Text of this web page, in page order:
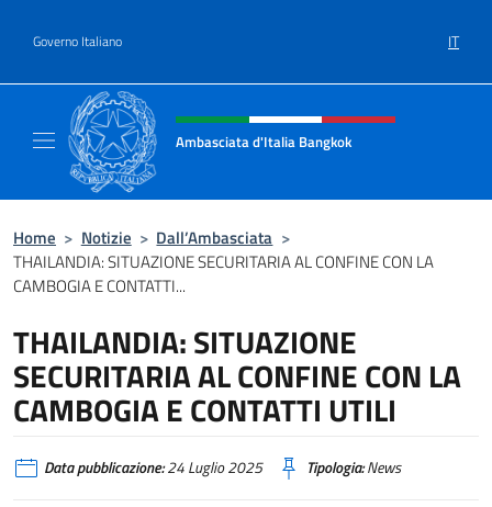
Governo Italiano IT
Intestazione sito, social e menù
Ambasciata d'Italia Bangkok
Home > Notizie > Dall’Ambasciata >
THAILANDIA: SITUAZIONE SECURITARIA AL CONFINE CON LA
CAMBOGIA E CONTATTI...
THAILANDIA: SITUAZIONE
SECURITARIA AL CONFINE CON LA
CAMBOGIA E CONTATTI UTILI
Data pubblicazione:24 Luglio 2025 Tipologia:News